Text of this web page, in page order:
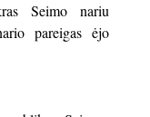
Seimo nariu
pareigas ėjo